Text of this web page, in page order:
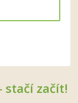
stačí začít!